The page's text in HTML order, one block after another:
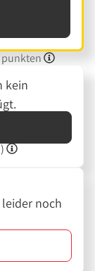
kein
noch